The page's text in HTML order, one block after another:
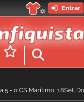
Entrar
5 - 0 CS Marítimo, 18Set.